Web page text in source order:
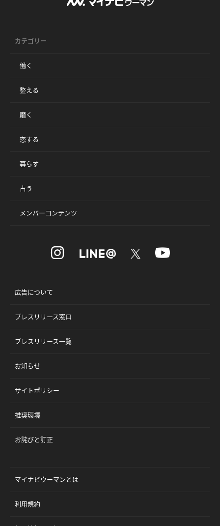
カテゴリー
働く
整える
磨く
恋する
暮らす
占う
メンバーコンテンツ
広告について
プレスリリース窓口
プレスリリース一覧
お知らせ
サイトポリシー
推奨環境
お詫びと訂正
マイナビウーマンとは
利用規約